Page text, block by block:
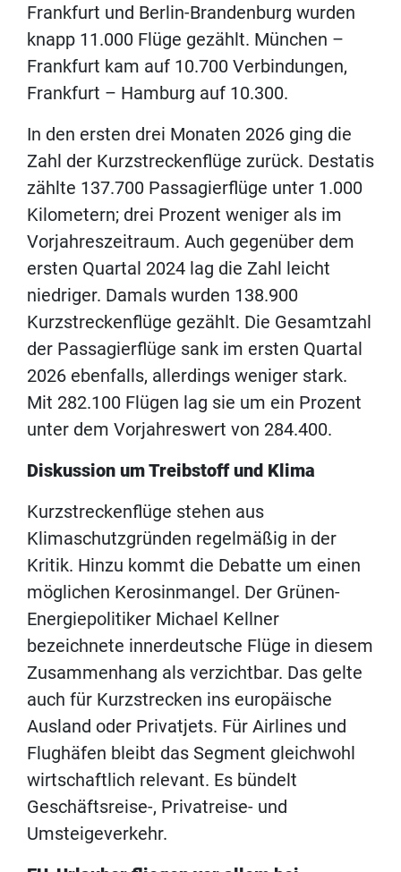
Frankfurt und Berlin-Brandenburg wurden
knapp 11.000 Flüge gezählt. München –
Frankfurt kam auf 10.700 Verbindungen,
Frankfurt – Hamburg auf 10.300.
In den ersten drei Monaten 2026 ging die
Zahl der Kurzstreckenflüge zurück. Destatis
zählte 137.700 Passagierflüge unter 1.000
Kilometern; drei Prozent weniger als im
Vorjahreszeitraum. Auch gegenüber dem
ersten Quartal 2024 lag die Zahl leicht
niedriger. Damals wurden 138.900
Kurzstreckenflüge gezählt. Die Gesamtzahl
der Passagierflüge sank im ersten Quartal
2026 ebenfalls, allerdings weniger stark.
Mit 282.100 Flügen lag sie um ein Prozent
unter dem Vorjahreswert von 284.400.
Diskussion um Treibstoff und Klima
Kurzstreckenflüge stehen aus
Klimaschutzgründen regelmäßig in der
Kritik. Hinzu kommt die Debatte um einen
möglichen Kerosinmangel. Der Grünen-
Energiepolitiker Michael Kellner
bezeichnete innerdeutsche Flüge in diesem
Zusammenhang als verzichtbar. Das gelte
auch für Kurzstrecken ins europäische
Ausland oder Privatjets. Für Airlines und
Flughäfen bleibt das Segment gleichwohl
wirtschaftlich relevant. Es bündelt
Geschäftsreise-, Privatreise- und
Umsteigeverkehr.